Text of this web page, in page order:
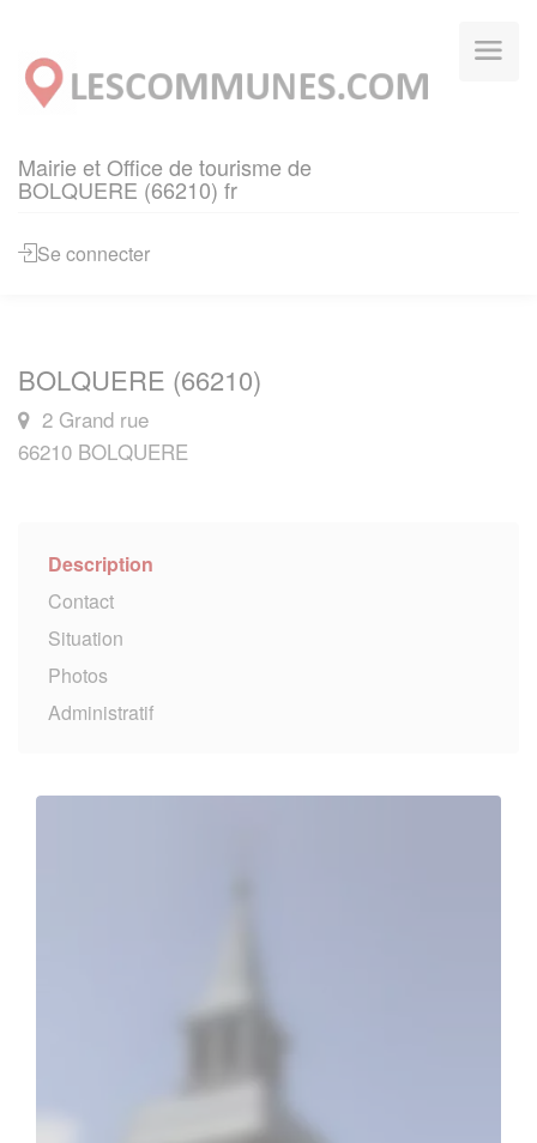
Mairie et Office de tourisme de
BOLQUERE (66210) fr
Se connecter
BOLQUERE (66210)
2 Grand rue
66210 BOLQUERE
Description
Contact
Situation
Photos
Administratif